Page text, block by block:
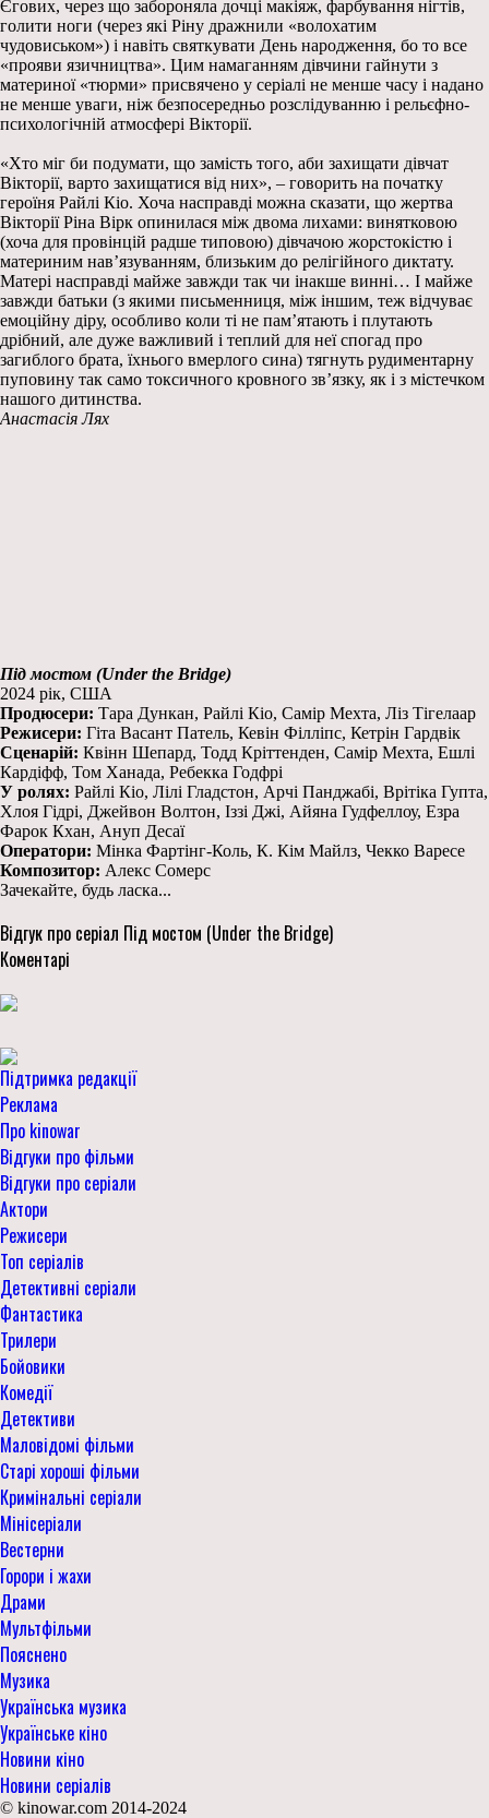
Єгових, через що забороняла дочці макіяж, фарбування нігтів,
голити ноги (через які Ріну дражнили «волохатим
чудовиськом») і навіть святкувати День народження, бо то все
«прояви язичництва». Цим намаганням дівчини гайнути з
материної «тюрми» присвячено у серіалі не менше часу і надано
не менше уваги, ніж безпосередньо розслідуванню і рельєфно-
психологічній атмосфері Вікторії.
«Хто міг би подумати, що замість того, аби захищати дівчат
Вікторії, варто захищатися від них», – говорить на початку
героїня Райлі Кіо. Хоча насправді можна сказати, що жертва
Вікторії Ріна Вірк опинилася між двома лихами: винятковою
(хоча для провінцій радше типовою) дівчачою жорстокістю і
материним нав’язуванням, близьким до релігійного диктату.
Матері насправді майже завжди так чи інакше винні… І майже
завжди батьки (з якими письменниця, між іншим, теж відчуває
емоційну діру, особливо коли ті не пам’ятають і плутають
дрібний, але дуже важливий і теплий для неї спогад про
загиблого брата, їхнього вмерлого сина) тягнуть рудиментарну
пуповину так само токсичного кровного зв’язку, як і з містечком
нашого дитинства.
Анастасія Лях
Під мостом (Under the Bridge)
2024 рік, США
Продюсери: Тара Дункан, Райлі Кіо, Самір Мехта, Ліз Тігелаар
Режисери: Гіта Васант Патель, Кевін Філліпс, Кетрін Гардвік
Сценарій: Квінн Шепард, Тодд Кріттенден, Самір Мехта, Ешлі
Кардіфф, Том Ханада, Ребекка Годфрі
У ролях: Райлі Кіо, Лілі Гладстон, Арчі Панджабі, Врітіка Гупта,
Хлоя Гідрі, Джейвон Волтон, Іззі Джі, Айяна Гудфеллоу, Езра
Фарок Кхан, Ануп Десаї
Оператори: Мінка Фартінг-Коль, К. Кім Майлз, Чекко Варесе
Композитор: Алекс Сомерс
Зачекайте, будь ласка...
Відгук про серіал Під мостом (Under the Bridge)
Коментарі
Підтримка редакції
Реклама
Про kinowar
Відгуки про фільми
Відгуки про серіали
Актори
Режисери
Топ серіалів
Детективні серіали
Фантастика
Трилери
Бойовики
Комедії
Детективи
Маловідомі фільми
Старі хороші фільми
Кримінальні серіали
Мінісеріали
Вестерни
Горори і жахи
Драми
Мультфільми
Пояснено
Музика
Українська музика
Українське кіно
Новини кіно
Новини серіалів
© kinowar.com 2014-2024